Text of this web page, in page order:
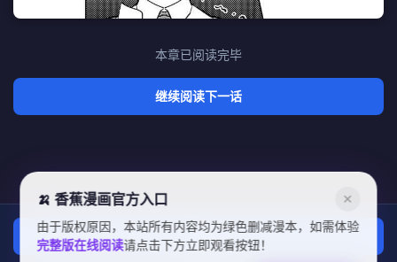
本章已阅读完毕
继续阅读下一话
上一话
🍌 香蕉漫画官方入口 ✕
由于版权原因，本站所有内容均为绿色删减漫本，如需体验
完整版在线阅读请点击下方立即观看按钮！